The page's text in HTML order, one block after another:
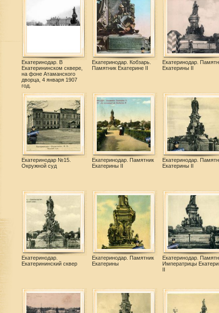
Екатеринодар. В
Екатерининском сквере,
на фоне Атаманского
дворца, 4 января 1907
год.
Екатеринодар. Кобзарь.
Памятник Екатерине II
Екатеринодар.
Екатерины II
Екатеринодар №15.
Окружной суд
Екатеринодар. Памятник
Екатерины II
Екатеринодар.
Екатерины II
Екатеринодар.
Екатерининский сквер
Екатеринодар. Памятник
Екатерины
Екатеринодар.
Императрицы
II